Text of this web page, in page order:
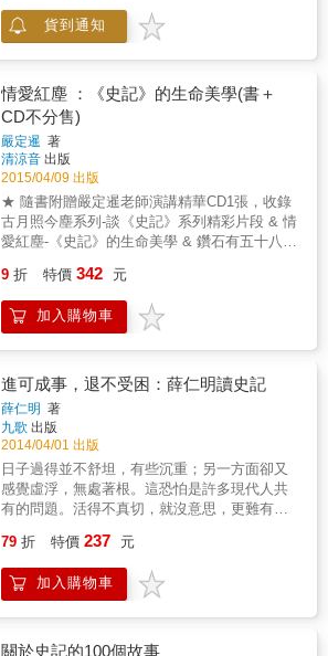
本書精選《史記》中，本紀、世家、列傳等故
事性較強的篇章，以故事體的形式呈現出來。
透過優美的文字、精緻的圖片和古畫，使讀者
國歷史不可或缺的部分。 本書特色 詳述帝王將
相的治國處世之道，開創中國紀傳體的文學巨
著 「傳世經典」中的一種。《史記》原名《太
史公書》，包括十二本紀、十表、八書、三十
世家、七十列傳，共一百三十卷。上起傳說中
的黃帝，下至漢武帝時期，完整敘述中國上古
至漢初，三千年的政治、經濟、文化等多方面
的歷史，是中國歷史上第一部規模宏大、內容
本書精選《史記》中，最精采、最被後世廣為
流傳，人們最耳熟能詳的經典篇章，白話翻
譯，讀來通俗易懂，並力求保持原書風格，遣
詞用句都能體會太史公高超的筆墨功力，同時
愉悅品文學。 關於本書，你非讀不可的理由 ★
以白話圖解形式，詮釋《史記》篇章中的精彩
故事。 ★《史記》是中國的第一部紀傳體通史
著作，成書後被歷代多位學者、文學家、歷史
學家等視為讀史、懂史、品文學的必讀之作，
可見其中蘊含深刻意理。 ★本書以簡單易懂的
文字解析《史記》，更能貼近現代人的閱讀習
慣和理解面向。 ★本書編者特地從原著所記的
多個歷史事件中，精心遴選300多個最精彩、最
用在為人處事中。 ★本書全書以原書卷次為
序，加以組織整理，既保留原書的精髓，又在
語言文字的運用上更適合現代人的閱讀習慣。
事，讓人愈讀愈有趣味，引發興趣的同時，更
能在不知不覺中留下深刻印象，徜徉在本書當
片，並在注重傳統文化與現代審美的設計理念
下，巧妙結合多種視覺元素，讓讀者能從全新
的角度和嶄新的層面去考察歷史、感受歷史、
思考歷史。 & 簡單明瞭的巨鹿之戰各軍行進路
線示意圖讓你對這場讓項羽成為西楚霸王的關
鍵戰役更有動態概念，更能掌握整場戰事的來
龍去脈。 & 圖文交相呼應，閱讀起來更加鮮
活！ & 你所不知道的歷史典故，在書中以方框
手法呈現，讓你完整理解史實、不再有任何遺
漏。 & 《史記》是西漢時期著名歷史學家、文
太初年間，共三千多年的歷史變遷。它規模宏
大、體制完備，涉及了哲學、政治、經濟、文
學、美學、天文、地理甚至醫學占卜等方面，
容，堪稱一部百科全書式的鴻篇巨制。研讀
《史記》，除了可以豐富史學知識，更主要的
是可以以史為鏡，探尋社會發展與國家興亡的
規律、經驗和教訓，尋找人生道路上的座標。
& 然而，隨著時光的流逝，《史記》原本精彩
的語言給當代人造成了一定的閱讀障礙，加之
篇幅浩繁，影響了普通讀者對於這座巨大寶庫
《史記故事大全集》，遴選《史記》中最為人
稱道的精華篇章，基本按照時間順序，對其進
行精準的譯白，用通俗而不失文采的現代語言
譯《史記》的基礎上，還設置了「中國大事
貨到通知
情愛紅塵 ：《史記》的生命美學(書＋
CD不分售)
嚴定暹 著
清涼音 出版
2015/04/09 出版
★ 隨書附贈嚴定暹老師演講精華CD1張，收錄
古月照今塵系列-談《史記》系列精彩片段 & 情
愛紅塵-《史記》的生命美學 & 鑽石有五十八
所以走過紅塵兩千年依然璀璨！ & 當代享譽全
世界的中國學者錢鍾書曾說：「太史公司馬遷
為追求不朽而寫《史記》，卻也為許多古人打
司馬遷對於無緣與他相見的後人都有深厚的關
愛：希望提供後人作人處事的智慧、希望後人
藉由前人的智慧能走出自己人生的康莊！ & 宋
代大理學家朱熹對學生說：「讀《史記》，便
見得秦之所以亡，漢之所以興；及至後來劉、
項事，又知劉之所以得，項之所以失，不難判
斷！」
9 折 特價 342 元
加入購物車
進可成事，退不受困：薛仁明讀史記
薛仁明 著
九歌 出版
2014/04/01 出版
日子過得並不舒坦，有些沉重；另一方面卻又
感覺虛浮，無處著根。這恐怕是許多現代人共
有的問題。活得不真切，就沒意思，更難有風
們再熟悉不過的經典之中。 & 劉邦無賴、項羽
英雄氣短、張良運籌帷幄決勝千里
&hellip;&hellip;太史公所撰《史記》中之人物，
使他無論處於何等境地都能從容面對；項羽少
79 折 特價 237 元
加入購物車
關於史記的100個故事